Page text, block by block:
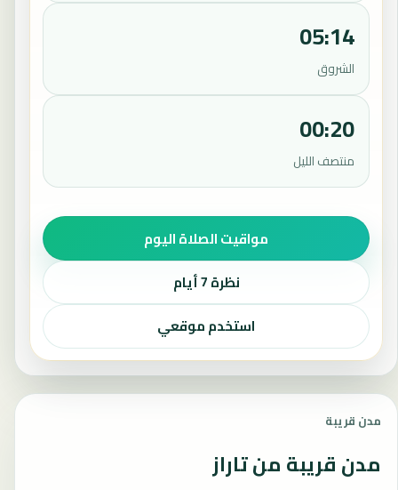
05:14
الشروق
00:20
منتصف الليل
مواقيت الصلاة اليوم
نظرة 7 أيام
استخدم موقعي
مدن قريبة
مدن قريبة من تاراز